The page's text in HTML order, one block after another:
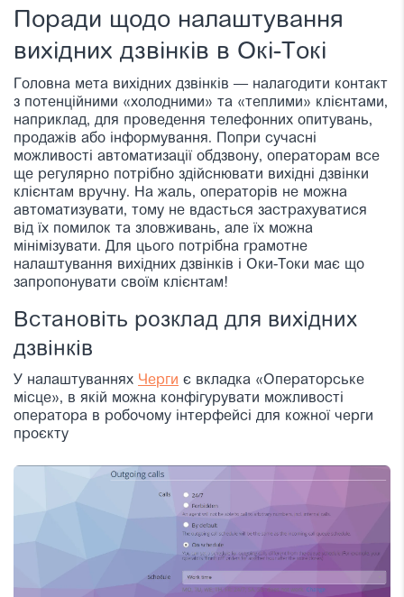
Поради щодо налаштування
вихідних дзвінків в Окі-Токі
Головна мета вихідних дзвінків — налагодити контакт
з потенційними «холодними» та «теплими» клієнтами,
наприклад, для проведення телефонних опитувань,
продажів або інформування. Попри сучасні
можливості автоматизації обдзвону, операторам все
ще регулярно потрібно здійснювати вихідні дзвінки
клієнтам вручну. На жаль, операторів не можна
автоматизувати, тому не вдасться застрахуватися
від їх помилок та зловживань, але їх можна
мінімізувати. Для цього потрібна грамотне
налаштування вихідних дзвінків і Оки-Токи має що
запропонувати своїм клієнтам!
Встановіть розклад для вихідних
дзвінків
У налаштуваннях Черги є вкладка «Операторське
місце», в якій можна конфігурувати можливості
оператора в робочому інтерфейсі для кожної черги
проєкту